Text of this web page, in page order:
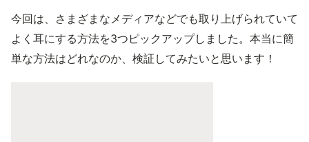
今回は、さまざまなメディアなどでも取り上げられていて
よく耳にする方法を3つピックアップしました。本当に簡
単な方法はどれなのか、検証してみたいと思います！